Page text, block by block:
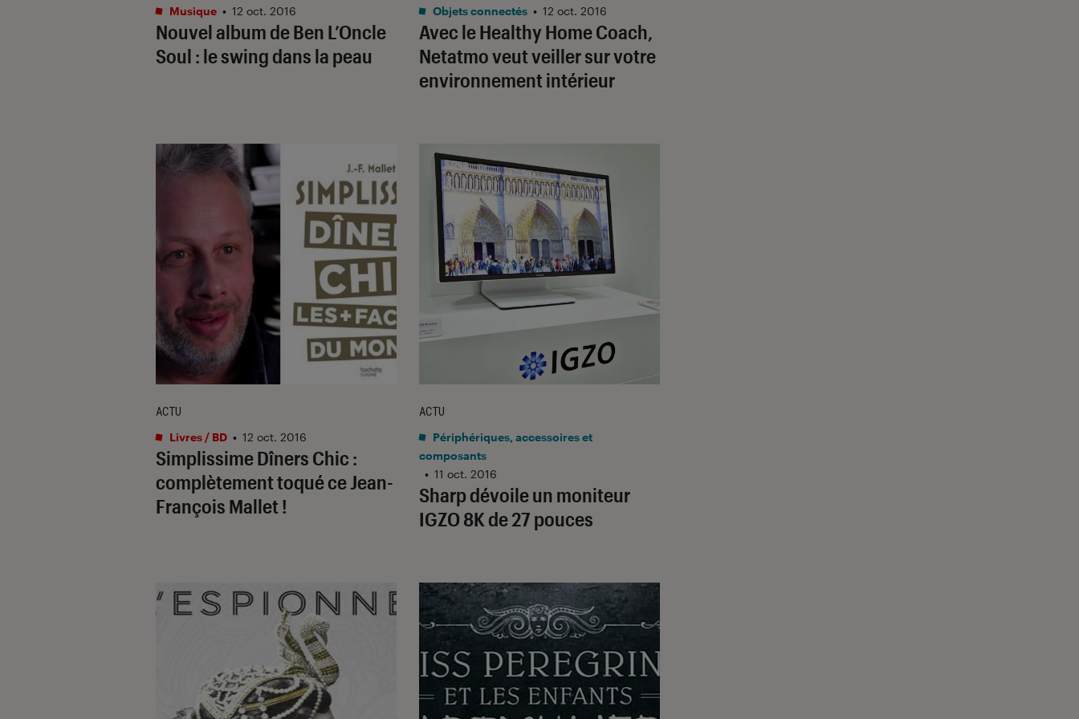
Nouvel album de Ben L’Oncle
Soul : le swing dans la peau
Musique • 12 oct. 2016
Avec le Healthy Home Coach,
Netatmo veut veiller sur votre
environnement intérieur
Objets connectés • 12 oct. 2016
Simplissime Dîners Chic :
complètement toqué ce Jean-
François Mallet !
ACTU
Livres / BD • 12 oct. 2016
Sharp dévoile un moniteur
IGZO 8K de 27 pouces
ACTU
Périphériques, accessoires et
composants
• 11 oct. 2016